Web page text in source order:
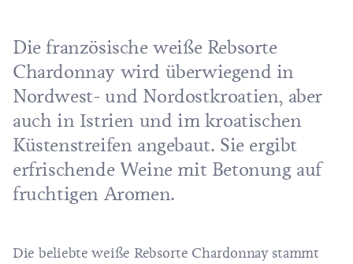
Die französische weiße Rebsorte
Chardonnay wird überwiegend in
Nordwest- und Nordostkroatien, aber
auch in Istrien und im kroatischen
Küstenstreifen angebaut. Sie ergibt
erfrischende Weine mit Betonung auf
fruchtigen Aromen.
Die beliebte weiße Rebsorte Chardonnay stammt